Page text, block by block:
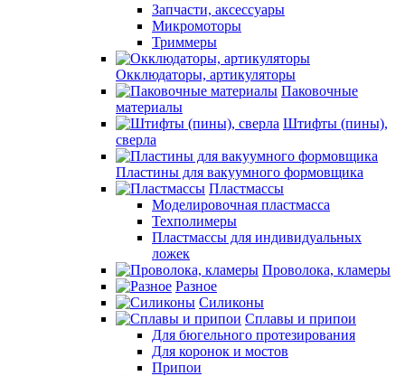
Запчасти, аксессуары
Микромоторы
Триммеры
Окклюдаторы, артикуляторы
Паковочные
материалы
Штифты (пины),
сверла
Пластины для вакуумного формовщика
Пластмассы
Моделировочная пластмасса
Техполимеры
Пластмассы для индивидуальных
ложек
Проволока, кламеры
Разное
Силиконы
Сплавы и припои
Для бюгельного протезирования
Для коронок и мостов
Припои